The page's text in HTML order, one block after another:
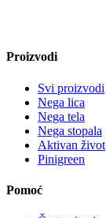
Proizvodi
Svi proizvodi
Nega lica
Nega tela
Nega stopala
Aktivan život
Pinigreen
Pomoć